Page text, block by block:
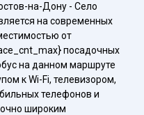
на-Дону - Село
на современных
от
посадочных
на данном маршруте
к Wi-Fi, телевизором,
телефонов и
широким